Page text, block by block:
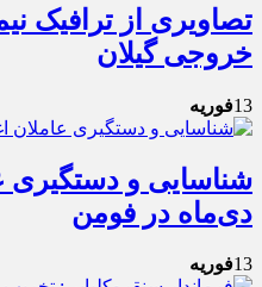
تصاویری از ترافیک
خروجی گیلان
13فوریه
شناسایی و دستگیری
دی‌ماه در فومن
13فوریه